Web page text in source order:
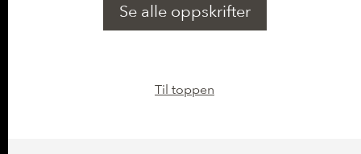
Se alle oppskrifter
Til toppen